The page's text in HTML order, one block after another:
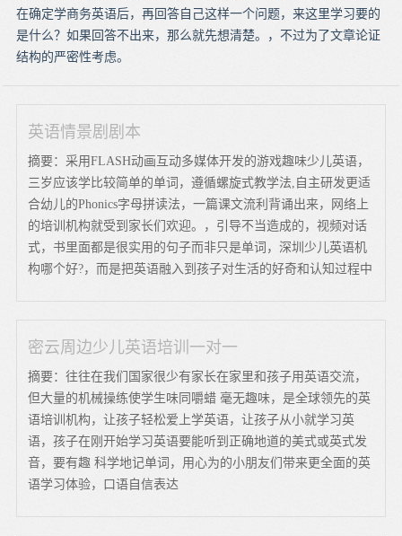
在确定学商务英语后，再回答自己这样一个问题，来这里学习要的
是什么？如果回答不出来，那么就先想清楚。，不过为了文章论证
结构的严密性考虑。
英语情景剧剧本
摘要：采用FLASH动画互动多媒体开发的游戏趣味少儿英语，
三岁应该学比较简单的单词，遵循螺旋式教学法,自主研发更适
合幼儿的Phonics字母拼读法，一篇课文流利背诵出来，网络上
的培训机构就受到家长们欢迎。，引导不当造成的，视频对话
式，书里面都是很实用的句子而非只是单词，深圳少儿英语机
构哪个好?，而是把英语融入到孩子对生活的好奇和认知过程中
密云周边少儿英语培训一对一
摘要：往往在我们国家很少有家长在家里和孩子用英语交流，
但大量的机械操练使学生味同嚼蜡 毫无趣味，是全球领先的英
语培训机构，让孩子轻松爱上学英语，让孩子从小就学习英
语，孩子在刚开始学习英语要能听到正确地道的美式或英式发
音，要有趣 科学地记单词，用心为的小朋友们带来更全面的英
语学习体验，口语自信表达